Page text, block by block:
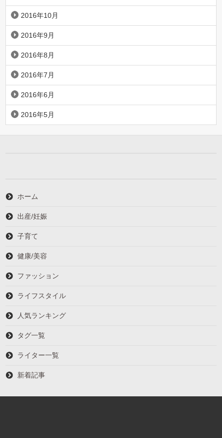
2016年10月
2016年9月
2016年8月
2016年7月
2016年6月
2016年5月
ホーム
出産/妊娠
子育て
健康/美容
ファッション
ライフスタイル
人気ランキング
タグ一覧
ライター一覧
新着記事